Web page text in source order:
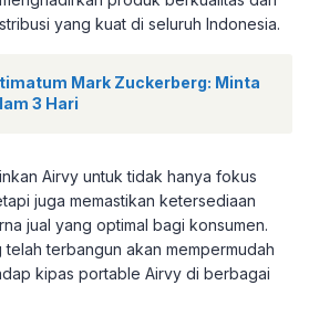
yang kuat di seluruh Indonesia.
Mark Zuckerberg: Minta
3 Hari
Airvy untuk tidak hanya fokus
juga memastikan ketersediaan
jual yang optimal bagi konsumen.
terbangun akan mempermudah
kipas portable Airvy di berbagai